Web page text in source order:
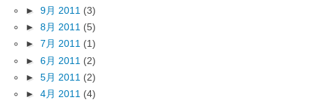
► 9月 2011 (3)
► 8月 2011 (5)
► 7月 2011 (1)
► 6月 2011 (2)
► 5月 2011 (2)
► 4月 2011 (4)